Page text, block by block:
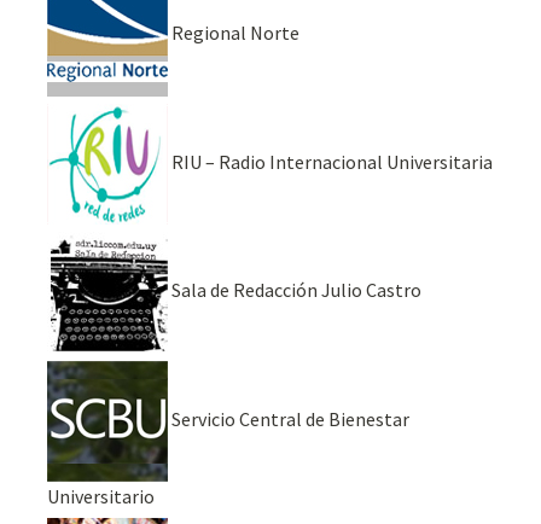
Regional Norte
RIU – Radio Internacional Universitaria
Sala de Redacción Julio Castro
Servicio Central de Bienestar
Universitario